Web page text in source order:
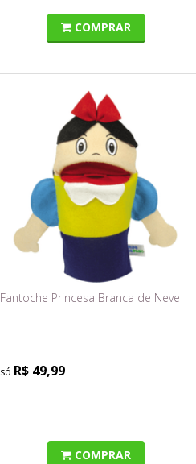
COMPRAR
Fantoche Princesa Branca de Neve
R$ 49,99
COMPRAR